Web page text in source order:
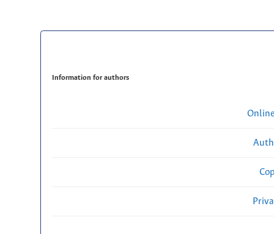
Information for authors